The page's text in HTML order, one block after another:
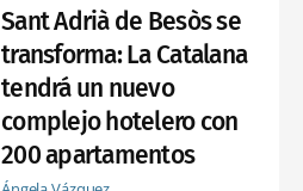
Sant Adrià de Besòs se
transforma: La Catalana
tendrá un nuevo
complejo hotelero con
200 apartamentos